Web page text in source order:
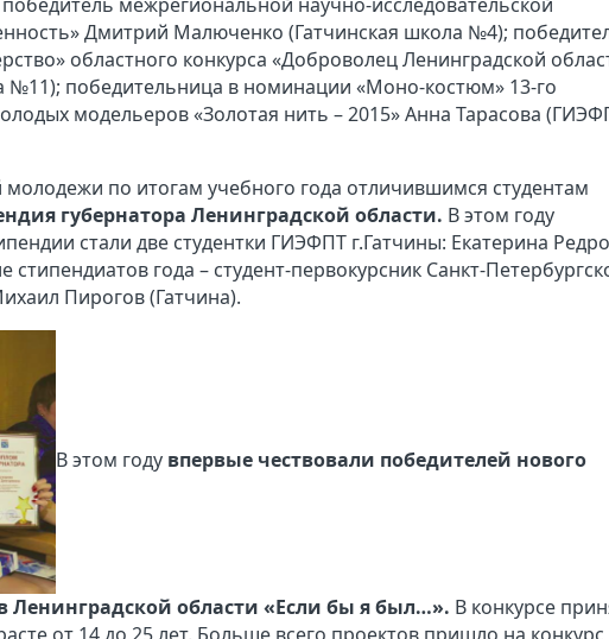
межрегиональной научно-исследовательской
Дмитрий Малюченко (Гатчинская школа №4);
областного конкурса «Доброволец Ленинградской
№11); победительница в номинации «Моно-костюм» 13-го
модельеров «Золотая нить – 2015» Анна Тарасова
по итогам учебного года отличившимся студентам
губернатора Ленинградской области. В этом году
стали две студентки ГИЭФПТ г.Гатчины: Екатерина
года – студент-первокурсник Санкт-
Пирогов (Гатчина).
В этом году впервые чествовали победителей нового
Ленинградской области «Если бы я был…». В конкурсе